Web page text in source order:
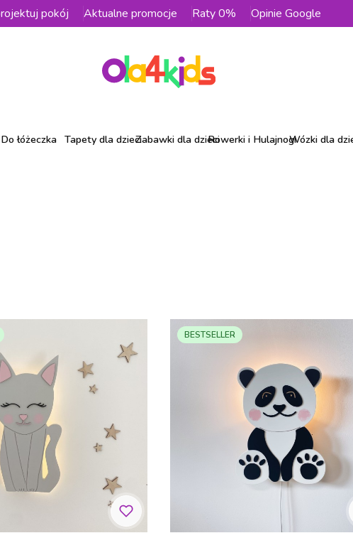
pokój Aktualne promocje Raty 0% Opinie Google
Do łóżeczka Tapety dla dzieciZabawki dla dzieciRowerki i HulajnogiWózki dla
BESTSELLER